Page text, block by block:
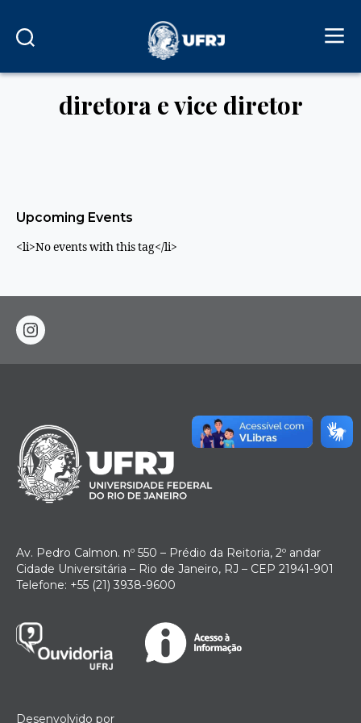
diretora e vice diretor
Upcoming Events
<li>No events with this tag</li>
instagram
Av. Pedro Calmon. nº 550 – Prédio da Reitoria, 2º andar
Cidade Universitária – Rio de Janeiro, RJ – CEP 21941-901
Telefone: +55 (21) 3938-9600
Desenvolvido por